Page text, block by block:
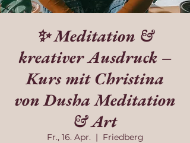
✨ Meditation &
kreativer Ausdruck –
Kurs mit Christina
von Dusha Meditation
& Art
Fr., 16. Apr.
  |
Friedberg